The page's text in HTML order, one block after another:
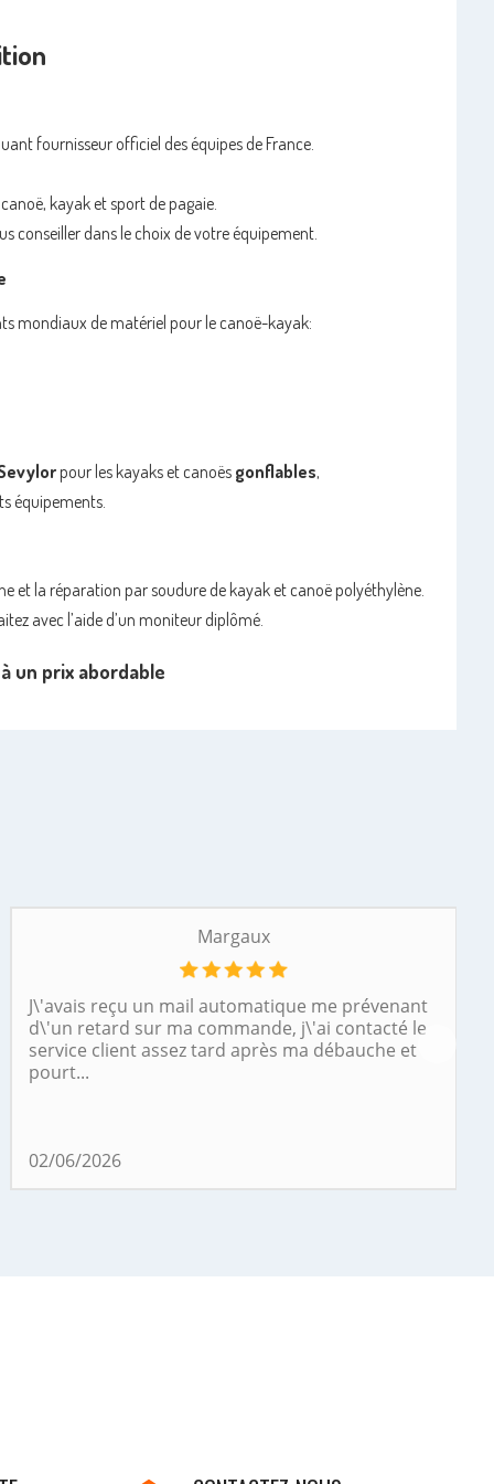
fournisseur officiel des équipes de France.
kayak et sport de pagaie.
conseiller dans le choix de votre équipement.
mondiaux de matériel pour le canoë-kayak:
pour les kayaks et canoës gonflables,
équipements.
et la réparation par soudure de kayak et canoë polyéthylène.
avec l’aide d’un moniteur diplômé.
un prix abordable
Margaux
J\'avais reçu un mail automatique me prévenant
d\'un retard sur ma commande, j\'ai contacté le
service client assez tard après ma débauche et
pourt...
02/06/2026